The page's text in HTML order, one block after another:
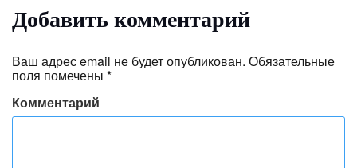
Добавить комментарий
Ваш адрес email не будет опубликован. Обязательные
поля помечены *
Комментарий